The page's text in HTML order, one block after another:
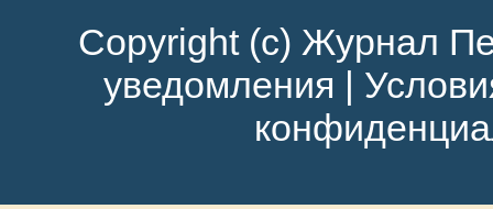
Copyright (c) Журнал
уведомления |